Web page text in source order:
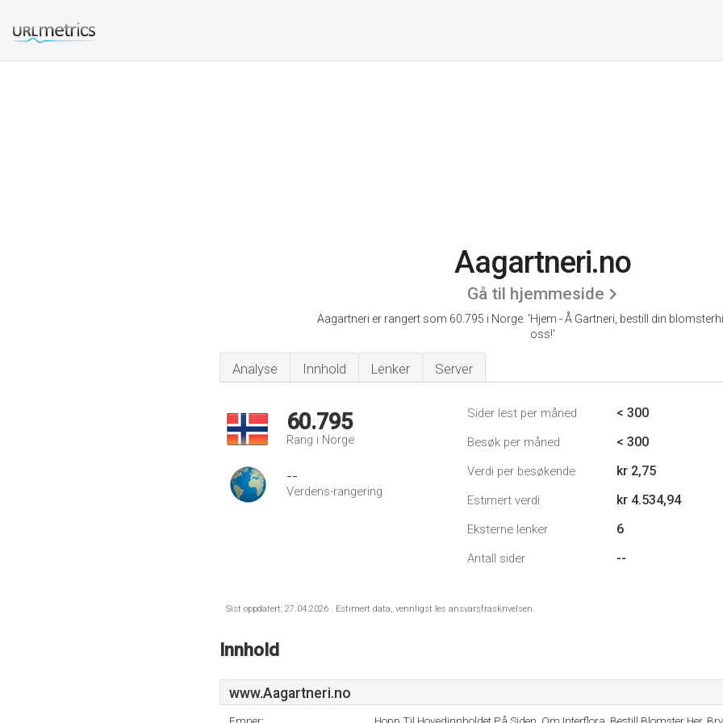
Aagartneri.no
Gå til hjemmeside
Aagartneri er rangert som 60.795 i Norge. 'Hjem - Å Gartneri, bestill din
oss!'
Analyse Innhold Lenker Server
60.795
Rang i Norge
--
Verdens-rangering
Sider lest per måned < 300
Besøk per måned < 300
Verdi per besøkende kr 2,75
Estimert verdi kr 4.534,94
Eksterne lenker 6
Antall sider --
Sist oppdatert: 27.04.2026 . Estimert data, vennligst les ansvarsfraskrivelsen.
Innhold
www.Aagartneri.no